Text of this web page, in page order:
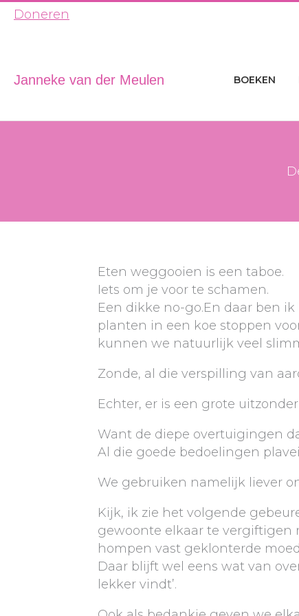
GaDoneren
Janneke van der Meulen BOEKEN
Eten weggooien is een taboe.
Iets om je voor te schamen.
Een dikke no-go.En daar ben
planten in een koe stoppen
kunnen we natuurlijk veel
Zonde, al die verspilling van
Echter, er is een grote
Want de diepe overtuigingen
Al die goede bedoelingen
We gebruiken namelijk liever
Kijk, ik zie het volgende
gewoonte elkaar te vergiftigen
hompen vast geklonterde
Daar blijft wel eens wat van
lekker vindt’.